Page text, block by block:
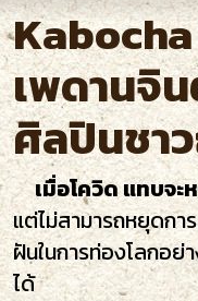
เพดานจิ
ศิลปินชา
เมื่อโควิด แทบจะ
แต่ไม่สามารถหยุดกา
ฝันในการท่องโลกอ
ได้